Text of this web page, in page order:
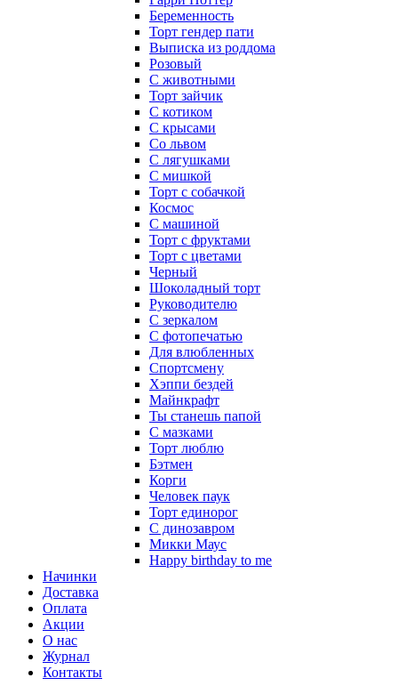
Беременность
Торт гендер пати
Выписка из роддома
Розовый
С животными
Торт зайчик
С котиком
С крысами
Со львом
С лягушками
С мишкой
Торт с собачкой
Космос
С машиной
Торт с фруктами
Торт с цветами
Черный
Шоколадный торт
Руководителю
С зеркалом
С фотопечатью
Для влюбленных
Спортсмену
Хэппи бездей
Майнкрафт
Ты станешь папой
С мазками
Торт люблю
Бэтмен
Корги
Человек паук
Торт единорог
С динозавром
Микки Маус
Happy birthday to me
Начинки
Доставка
Оплата
Акции
О нас
Журнал
Контакты